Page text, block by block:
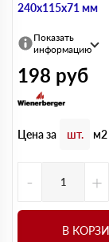
240х115х71 мм
Показать
информацию
198 руб
Цена за шт. м2
- +
В